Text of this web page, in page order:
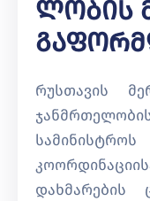
Ლობის
რუსთავის
სამინისტროს
დახმარების